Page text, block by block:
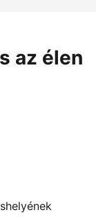
az élen